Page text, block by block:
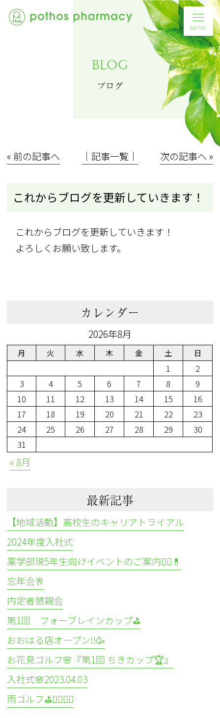
BLOG
ブログ
« 前の記事へ │記事一覧│ 次の記事へ »
これからブログを更新していきます！
これからブログを更新していきます！
よろしくお願い致します。
カレンダー
2026年8月
月 火 水 木 金 土 日
1
2
3
4 5 6 7 8
9
10
11 12 13 14 15
16
17
18 19 20 21 22
23
24
25 26 27 28 29
30
31
« 8月
最新記事
【地域活動】高校生のキャリアトライアル
2024年度入社式
薬学部現5年生向けイベントのご案内👩‍⚕️💊
忘年会🥂
内定者懇親会
第1回 フォーブレインカップ⛳
おおはる店オープン‼️🥳
お花見ゴルフ🌸『第1回 ちきカップ🏆』
入社式🌸2023.04.03
雨ゴルフ⛳🏌️‍♀️🏌️‍♂️